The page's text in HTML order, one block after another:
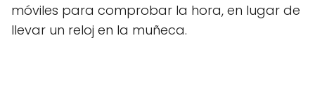
móviles para comprobar la hora, en lugar de
llevar un reloj en la muñeca.